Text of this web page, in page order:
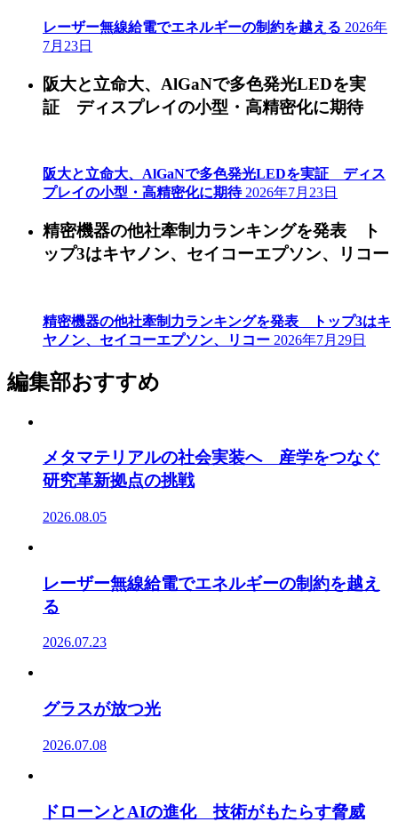
レーザー無線給電でエネルギーの制約を越える 2026年
7月23日
阪大と立命大、AlGaNで多色発光LEDを実
証 ディスプレイの小型・高精密化に期待
阪大と立命大、AlGaNで多色発光LEDを実証 ディス
プレイの小型・高精密化に期待 2026年7月23日
精密機器の他社牽制力ランキングを発表 ト
ップ3はキヤノン、セイコーエプソン、リコー
精密機器の他社牽制力ランキングを発表 トップ3はキ
ヤノン、セイコーエプソン、リコー 2026年7月29日
編集部おすすめ
メタマテリアルの社会実装へ 産学をつなぐ
研究革新拠点の挑戦
2026.08.05
レーザー無線給電でエネルギーの制約を越え
る
2026.07.23
グラスが放つ光
2026.07.08
ドローンとAIの進化 技術がもたらす脅威